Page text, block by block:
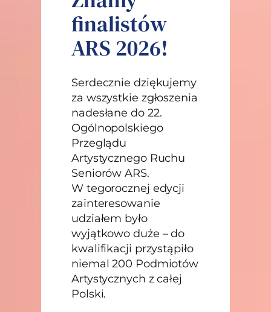
finalistów
ARS 2026!
Serdecznie dziękujemy
za wszystkie zgłoszenia
nadesłane do 22.
Ogólnopolskiego
Przeglądu
Artystycznego Ruchu
Seniorów ARS.
W tegorocznej edycji
zainteresowanie
udziałem było
wyjątkowo duże – do
kwalifikacji przystąpiło
niemal 200 Podmiotów
Artystycznych z całej
Polski.